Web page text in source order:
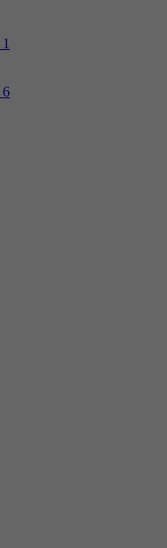
1
6